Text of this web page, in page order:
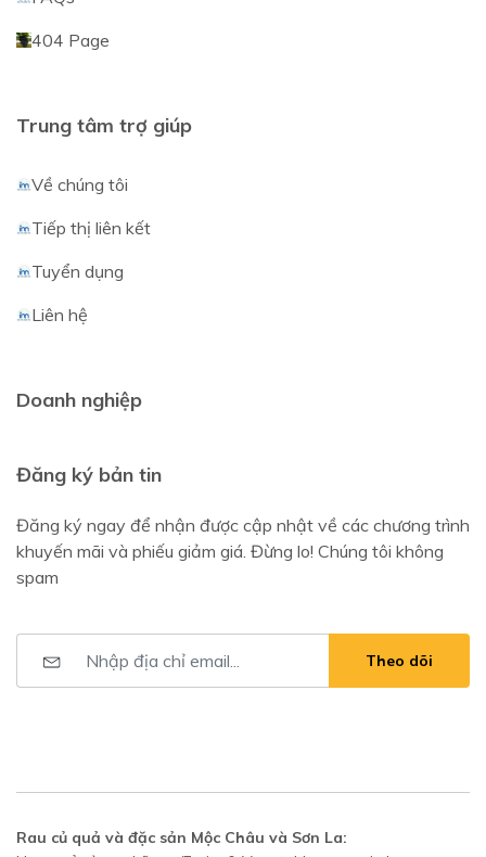
404 Page
Trung tâm trợ giúp
Về chúng tôi
Tiếp thị liên kết
Tuyển dụng
Liên hệ
Doanh nghiệp
Đăng ký bản tin
Đăng ký ngay để nhận được cập nhật về các chương trình
khuyến mãi và phiếu giảm giá. Đừng lo! Chúng tôi không
spam
Theo dõi
Rau củ quả và đặc sản Mộc Châu và Sơn La: